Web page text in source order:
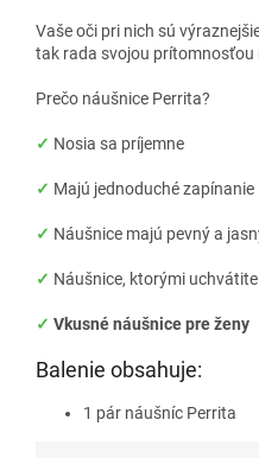
Vaše oči pri nich sú
tak rada svojou prítomnosťou
Prečo náušnice Perrita?
✓ Nosia sa príjemne
✓ Majú jednoduché zapínanie
✓ Náušnice majú pevný a
✓ Náušnice, ktorými
✓ Vkusné náušnice pre ženy
Balenie obsahuje:
1 pár náušníc Perrita